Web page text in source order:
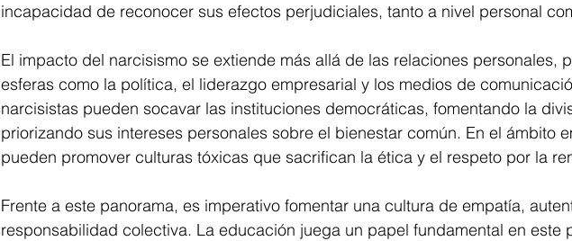
incapacidad de reconocer sus efectos perjudiciales, tanto a nivel personal
El impacto del narcisismo se extiende más allá de las relaciones personales,
esferas como la política, el liderazgo empresarial y los medios de
narcisistas pueden socavar las instituciones democráticas, fomentando la
priorizando sus intereses personales sobre el bienestar común. En el ámbito
pueden promover culturas tóxicas que sacrifican la ética y el respeto por la
Frente a este panorama, es imperativo fomentar una cultura de empatía,
responsabilidad colectiva. La educación juega un papel fundamental en este